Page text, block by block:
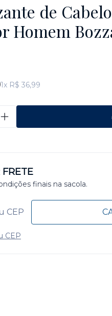
de
Homem
1x R$ 36,99
finais na sacola.
CEP